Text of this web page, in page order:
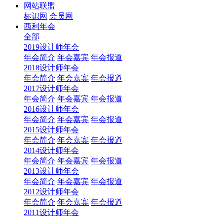
网站联盟
标识网 会员网
西利年会
全部
2019设计师年会
年会简介 年会嘉宾 年会报道
2018设计师年会
年会简介 年会嘉宾 年会报道
2017设计师年会
年会简介 年会嘉宾 年会报道
2016设计师年会
年会简介 年会嘉宾 年会报道
2015设计师年会
年会简介 年会嘉宾 年会报道
2014设计师年会
年会简介 年会嘉宾 年会报道
2013设计师年会
年会简介 年会嘉宾 年会报道
2012设计师年会
年会简介 年会嘉宾 年会报道
2011设计师年会